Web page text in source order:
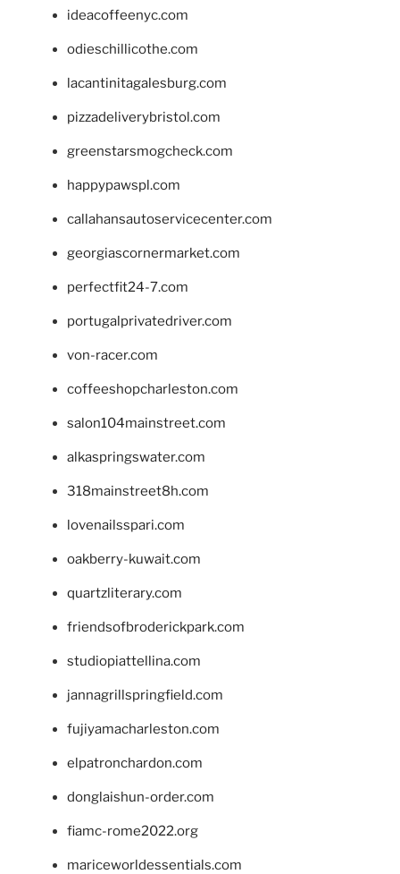
ideacoffeenyc.com
odieschillicothe.com
lacantinitagalesburg.com
pizzadeliverybristol.com
greenstarsmogcheck.com
happypawspl.com
callahansautoservicecenter.com
georgiascornermarket.com
perfectfit24-7.com
portugalprivatedriver.com
von-racer.com
coffeeshopcharleston.com
salon104mainstreet.com
alkaspringswater.com
318mainstreet8h.com
lovenailsspari.com
oakberry-kuwait.com
quartzliterary.com
friendsofbroderickpark.com
studiopiattellina.com
jannagrillspringfield.com
fujiyamacharleston.com
elpatronchardon.com
donglaishun-order.com
fiamc-rome2022.org
mariceworldessentials.com